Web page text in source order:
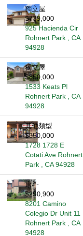
獨立屋
$739,000
925 Hacienda Cir
Rohnert Park , CA
94928
獨立屋
$850,000
1533 Keats Pl
Rohnert Park , CA
94928
其他類型
$350,000
1728 1728 E
Cotati Ave Rohnert
Park , CA 94928
康斗
$250,900
8201 Camino
Colegio Dr Unit 11
Rohnert Park , CA
94928